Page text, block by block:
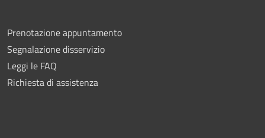
Prenotazione appuntamento
Segnalazione disservizio
Leggi le FAQ
Richiesta di assistenza